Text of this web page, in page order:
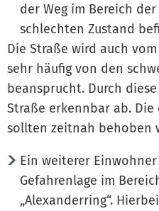
der Weg im Bereich
schlechten Zustand
Die Straße wird auch
sehr häufig von den
beansprucht. Durch
Straße erkennbar ab.
sollten zeitnah behoben
Ein weiterer
Gefahrenlage im
„Alexanderring“.